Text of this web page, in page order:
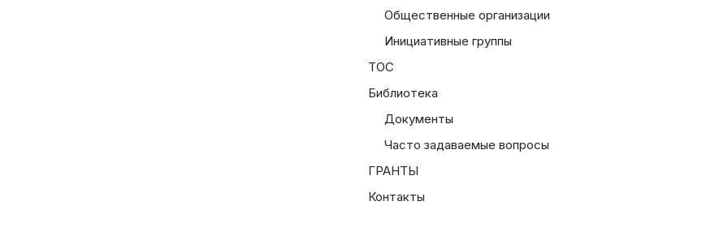
Общественные организации
Инициативные группы
ТОС
Библиотека
Документы
Часто задаваемые вопросы
ГРАНТЫ
Контакты